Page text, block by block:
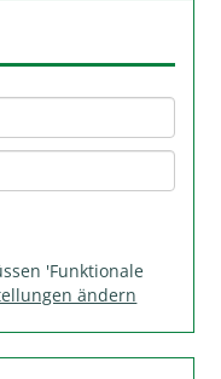
'Funktionale
ändern